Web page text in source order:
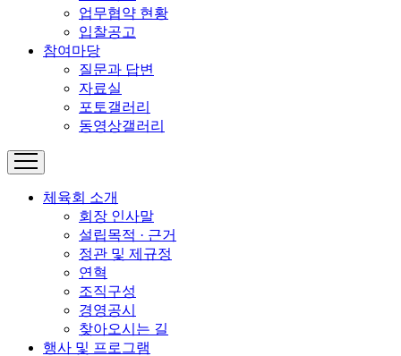
업무협약 현황
입찰공고
참여마당
질문과 답변
자료실
포토갤러리
동영상갤러리
체육회 소개
회장 인사말
설립목적 · 근거
정관 및 제규정
연혁
조직구성
경영공시
찾아오시는 길
행사 및 프로그램